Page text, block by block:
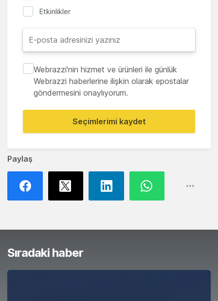
Paylaş
Etkinlikler
Webrazzi'nin hizmet ve ürünleri ile günlük
Webrazzi haberlerine ilişkin olarak epostalar
göndermesini onaylıyorum.
Seçimlerimi kaydet
Sıradaki haber